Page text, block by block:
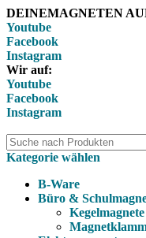
DEINEMAGNETEN
Youtube
Facebook
Instagram
Wir auf:
Youtube
Facebook
Instagram
Kategorie wählen
B-Ware
Büro &
Kegelmagnete